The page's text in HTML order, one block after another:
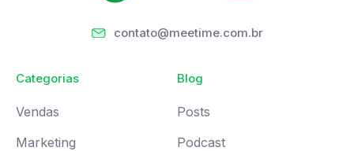
contato@meetime.com.br
Categorias
Vendas
Marketing
Blog
Posts
Podcast